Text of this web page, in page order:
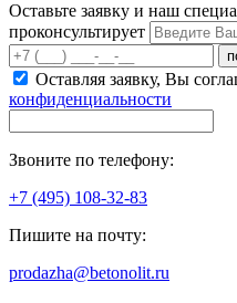
Оставьте заявку и наш
проконсультирует
Оставляя заявку, Вы
конфиденциальности
Звоните по телефону:
+7 (495) 108-32-83
Пишите на почту:
prodazha@betonolit.ru